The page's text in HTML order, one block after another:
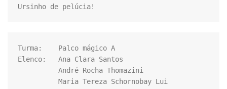
Ursinho de pelúcia!
Turma:    Palco mágico A
Elenco:   Ana Clara Santos
          André Rocha Thomazini
          Maria Tereza Schornobay Lui